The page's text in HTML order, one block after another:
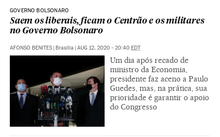
GOVERNO BOLSONARO
Saem os liberais, ficam o Centrão e os militares
no Governo Bolsonaro
AFONSO BENITES | Brasília | AUG 12, 2020 - 20:40 EDT
Um dia após recado de
ministro da Economia,
presidente faz aceno a Paulo
Guedes, mas, na prática, sua
prioridade é garantir o apoio
do Congresso